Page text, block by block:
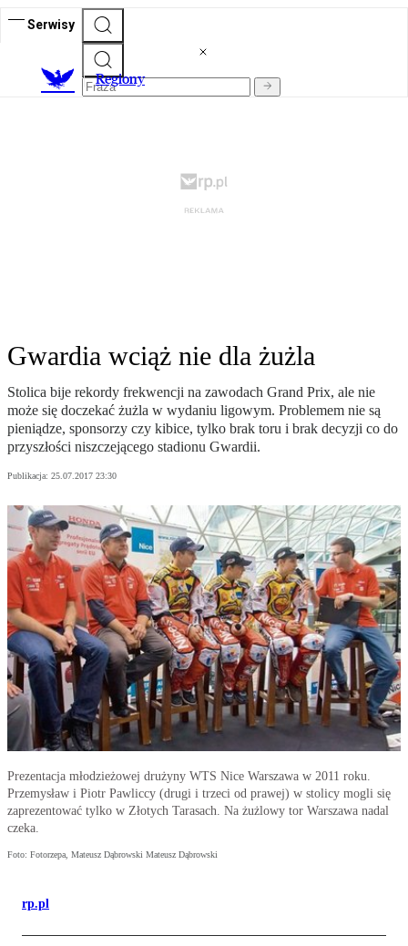
Serwisy
Regiony
Gwardia wciąż nie dla żużla
Stolica bije rekordy frekwencji na zawodach Grand Prix, ale nie
może się doczekać żużla w wydaniu ligowym. Problemem nie są
pieniądze, sponsorzy czy kibice, tylko brak toru i brak decyzji co do
przyszłości niszczejącego stadionu Gwardii.
Publikacja: 25.07.2017 23:30
Prezentacja młodzieżowej drużyny WTS Nice Warszawa w 2011 roku.
Przemysław i Piotr Pawliccy (drugi i trzeci od prawej) w stolicy mogli się
zaprezentować tylko w Złotych Tarasach. Na żużlowy tor Warszawa nadal
czeka.
Foto: Fotorzepa, Mateusz Dąbrowski Mateusz Dąbrowski
rp.pl